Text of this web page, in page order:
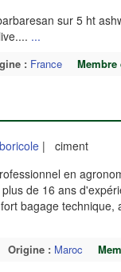
sur 5 ht
...
: France
| ciment
en
de 16 ans
bagage
Origine : Maroc